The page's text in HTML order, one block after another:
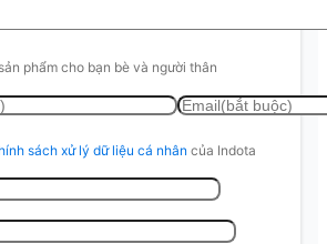
phẩm cho bạn bè và người thân
sách xử lý dữ liệu cá nhân của Indota